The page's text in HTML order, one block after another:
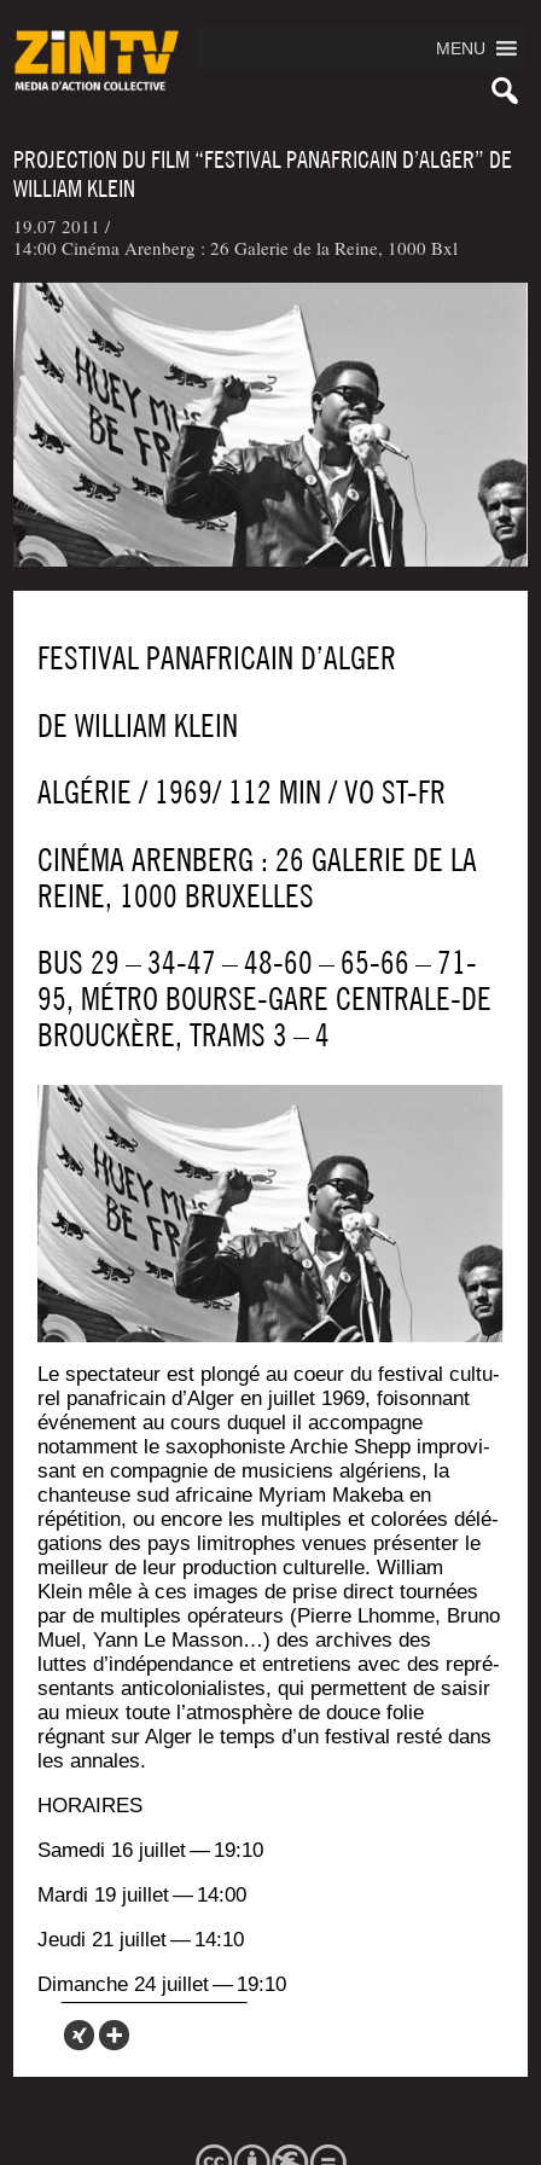
MENU
PROJECTION DU FILM “FESTIVAL PANAFRICAIN D’ALGER” DE
WILLIAM KLEIN
19.07 2011 /
14:00 Cinéma Arenberg : 26 Galerie de la Reine, 1000 Bxl
FESTIVAL PANAFRICAIN D’ALGER
DE WILLIAM KLEIN
ALGÉ­RIE / 1969/ 112 MIN / VO ST-FR
CINÉ­MA AREN­BERG : 26 GALE­RIE DE LA
REINE, 1000 BRUXELLES
BUS 29 – 34-47 – 48-60 – 65-66 – 71-
95, MÉTRO BOURSE-GARE CEN­TRALE-DE
BROU­CKÈRE, TRAMS 3 – 4
Le spec­ta­teur est plon­gé au coeur du fes­ti­val cultu­
rel pan­afri­cain d’Alger en juillet 1969, foi­son­nant
évé­ne­ment au cours duquel il accompagne
notam­ment le saxo­pho­niste Archie Shepp impro­vi­
sant en com­pa­gnie de musi­ciens algé­riens, la
chan­teuse sud afri­caine Myriam Make­ba en
répé­ti­tion, ou encore les mul­tiples et colo­rées délé­
ga­tions des pays limi­trophes venues pré­sen­ter le
meilleur de leur pro­duc­tion cultu­relle. William
Klein mêle à ces images de prise direct tour­nées
par de mul­tiples opé­ra­teurs (Pierre Lhomme, Bru­no
Muel, Yann Le Mas­son…) des archives des
luttes d’indépendance et entre­tiens avec des repré­
sen­tants anti­co­lo­nia­listes, qui per­mettent de sai­sir
au mieux toute l’atmosphère de douce folie
régnant sur Alger le temps d’un fes­ti­val res­té dans
les annales.
HORAIRES
Same­di 16 juillet — 19:10
Mar­di 19 juillet — 14:00
Jeu­di 21 juillet — 14:10
Dimanche 24 juillet — 19:10